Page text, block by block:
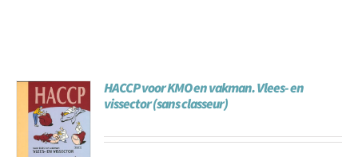
HACCP voor KMO en vakman. Vlees- en
vissector (sans classeur)